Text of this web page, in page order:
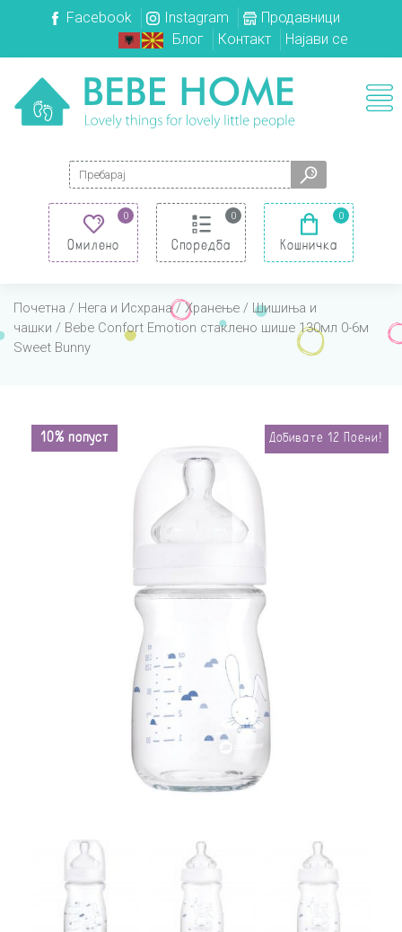
Facebook Instagram
Продавници
Блог
Контакт Најави се
Search for:
0
Омилено
0
Споредба
0
Кошничка
Почетна / Нега и Исхрана/ Хранење / Шишиња и
чашки / Bebe Confort Emotion стаклено шише 130мл 0-6м
Sweet Bunny
10% попуст Добивате 12 Поени!